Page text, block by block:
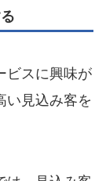
ビスに興味が
い見込み客を